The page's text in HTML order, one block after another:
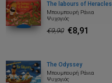
The labours of Heracles
Μπουμπουρή Ράνια
Ψυχογιός
€9,90 €8,91
The Odyssey
Μπουμπουρή Ράνια
Ψυχογιός